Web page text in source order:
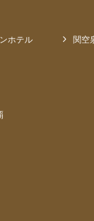
ホテル 関空